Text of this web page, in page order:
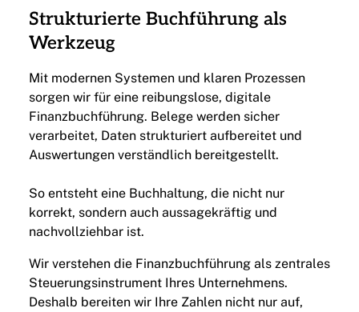
Strukturierte Buchführung als
Werkzeug
Mit modernen Systemen und klaren Prozessen
sorgen wir für eine reibungslose, digitale
Finanzbuchführung. Belege werden sicher
verarbeitet, Daten strukturiert aufbereitet und
Auswertungen verständlich bereitgestellt.
So entsteht eine Buchhaltung, die nicht nur
korrekt, sondern auch aussagekräftig und
nachvollziehbar ist.
Wir verstehen die Finanzbuchführung als zentrales
Steuerungsinstrument Ihres Unternehmens.
Deshalb bereiten wir Ihre Zahlen nicht nur auf,